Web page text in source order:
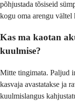
põhjustada tõsiseid
kogu oma arengu vältel
Kas ma kaotan
kuulmise?
Mitte tingimata. Paljud
kasvaja avastatakse ja
kuulmislangus